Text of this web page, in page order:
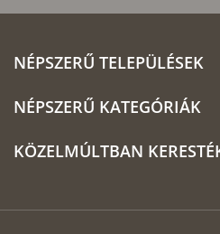
NÉPSZERŰ TELEPÜLÉSEK
NÉPSZERŰ KATEGÓRIÁK
KÖZELMÚLTBAN